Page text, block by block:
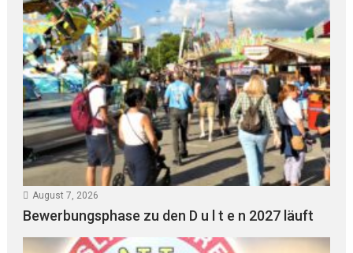
August 7, 2026
Bewerbungsphase zu den D u l t e n 2027 läuft